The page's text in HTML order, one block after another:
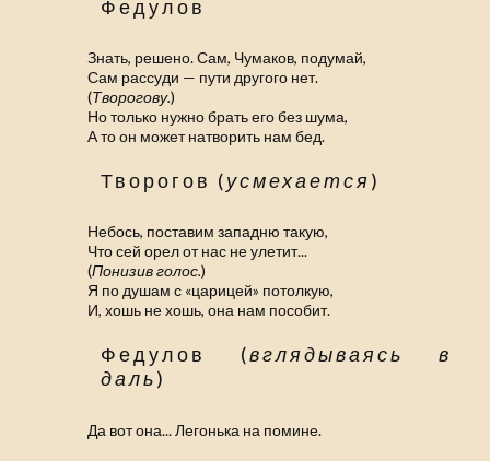
Федулов
Знать, решено. Сам, Чумаков, подумай,
Сам рассуди — пути другого нет.
(Творогову.)
Но только нужно брать его без шума,
А то он может натворить нам бед.
Творогов (усмехается)
Небось, поставим западню такую,
Что сей орел от нас не улетит...
(Понизив голос.)
Я по душам с «царицей» потолкую,
И, хошь не хошь, она нам пособит.
Федулов (вглядываясь в
даль)
Да вот она... Легонька на помине.